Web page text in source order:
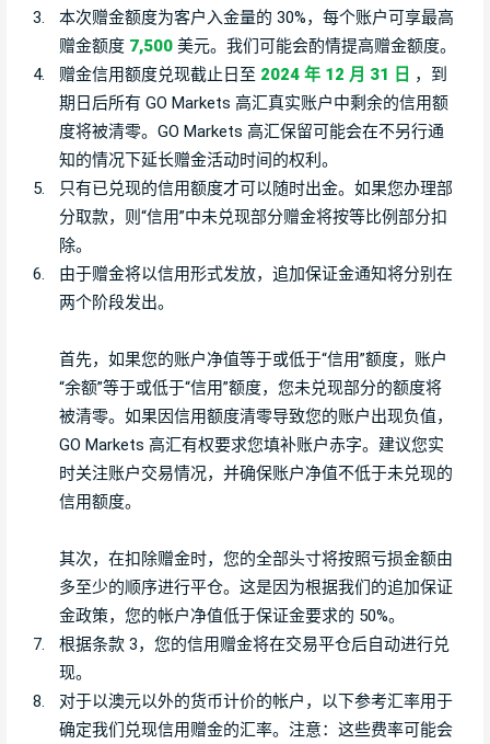
3.
本次赠金额度为客户入金量的 30%，每个账户可享最高
赠金额度 7,500 美元。我们可能会酌情提高赠金额度。
4.
赠金信用额度兑现截止日至 2024 年 12 月 31 日 ，到
期日后所有 GO Markets 高汇真实账户中剩余的信用额
度将被清零。GO Markets 高汇保留可能会在不另行通
知的情况下延长赠金活动时间的权利。
5.
只有已兑现的信用额度才可以随时出金。如果您办理部
分取款，则“信用”中未兑现部分赠金将按等比例部分扣
除。
6.
由于赠金将以信用形式发放，追加保证金通知将分别在
两个阶段发出。
首先，如果您的账户净值等于或低于“信用”额度，账户
“余额”等于或低于“信用”额度，您未兑现部分的额度将
被清零。如果因信用额度清零导致您的账户出现负值，
GO Markets 高汇有权要求您填补账户赤字。建议您实
时关注账户交易情况，并确保账户净值不低于未兑现的
信用额度。
其次，在扣除赠金时，您的全部头寸将按照亏损金额由
多至少的顺序进行平仓。这是因为根据我们的追加保证
金政策，您的帐户净值低于保证金要求的 50%。
7.
根据条款 3，您的信用赠金将在交易平仓后自动进行兑
现。
8.
对于以澳元以外的货币计价的帐户，以下参考汇率用于
确定我们兑现信用赠金的汇率。注意：这些费率可能会